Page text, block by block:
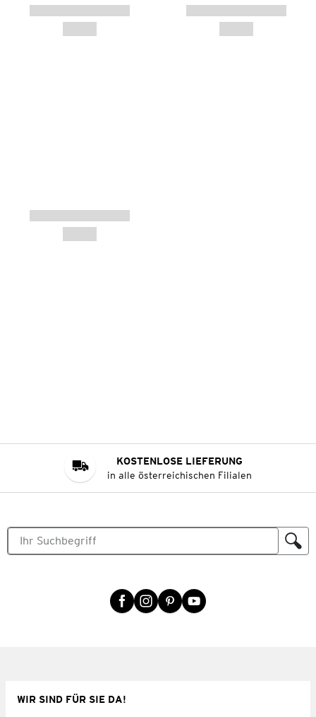
KOSTENLOSE LIEFERUNG
in alle österreichischen Filialen
WIR SIND FÜR SIE DA!